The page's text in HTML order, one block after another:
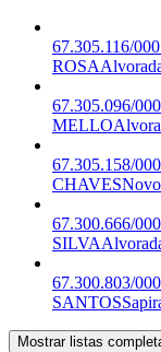
67.305.116/
ROSA
67.305.096/
MELLO
67.305.158/
CHAVES
67.300.666/
SILVA
67.300.803/
SANTOS
Mostrar listas